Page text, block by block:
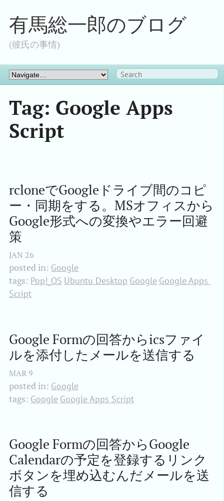
有馬総一郎のブログ
(彼氏の事情)
Tag: Google Apps
Script
rcloneでGoogleドライブ間のコピ
ー・同期をする。MSオフィスから
Google形式への変換やエラー回避
策
JAN 26
posted in: Google
tags: Pop!_OS Ubuntu Desktop Google Google Apps
Script
Google Formの回答からicsファイ
ルを添付したメールを送信する
MAR 9
posted in: Google
tags: Google Google Apps Script
Google Formの回答からGoogle
Calendarの予定を登録するリンク
ボタンを埋め込むんだメールを送
信する